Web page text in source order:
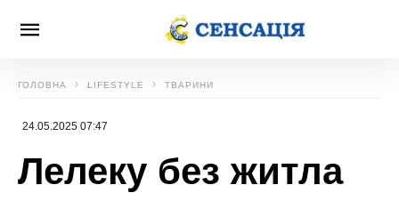
ГОЛОВНА LIFESTYLE ТВАРИНИ
24.05.2025 07:47
Лелеку без житла